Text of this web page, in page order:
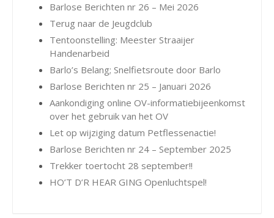
Barlose Berichten nr 26 – Mei 2026
Terug naar de Jeugdclub
Tentoonstelling: Meester Straaijer
Handenarbeid
Barlo’s Belang; Snelfietsroute door Barlo
Barlose Berichten nr 25 – Januari 2026
Aankondiging online OV-informatiebijeenkomst
over het gebruik van het OV
Let op wijziging datum Petflessenactie!
Barlose Berichten nr 24 – September 2025
Trekker toertocht 28 september!!
HO’T D’R HEAR GING Openluchtspel!